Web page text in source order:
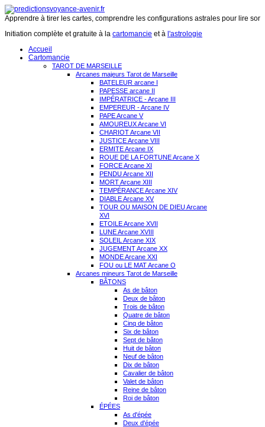
Apprendre à tirer les cartes, comprendre les configurations astrales pour lire
Initiation complète et gratuite à la cartomancie et à l'astrologie
Accueil
Cartomancie
TAROT DE MARSEILLE
Arcanes majeurs Tarot de Marseille
BATELEUR arcane I
PAPESSE arcane II
IMPÉRATRICE - Arcane III
EMPEREUR - Arcane IV
PAPE Arcane V
AMOUREUX Arcane VI
CHARIOT Arcane VII
JUSTICE Arcane VIII
ERMITE Arcane IX
ROUE DE LA FORTUNE Arcane X
FORCE Arcane XI
PENDU Arcane XII
MORT Arcane XIII
TEMPÉRANCE Arcane XIV
DIABLE Arcane XV
TOUR OU MAISON DE DIEU Arcane
XVI
ETOILE Arcane XVII
LUNE Arcane XVIII
SOLEIL Arcane XIX
JUGEMENT Arcane XX
MONDE Arcane XXI
FOU ou LE MAT Arcane O
Arcanes mineurs Tarot de Marseille
BÂTONS
As de bâton
Deux de bâton
Trois de bâton
Quatre de bâton
Cinq de bâton
Six de bâton
Sept de bâton
Huit de bâton
Neuf de bâton
Dix de bâton
Cavalier de bâton
Valet de bâton
Reine de bâton
Roi de bâton
ÉPÉES
As d'épée
Deux d'épée